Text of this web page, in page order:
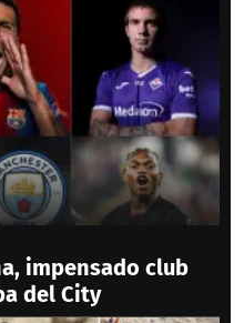
impensado club
del City